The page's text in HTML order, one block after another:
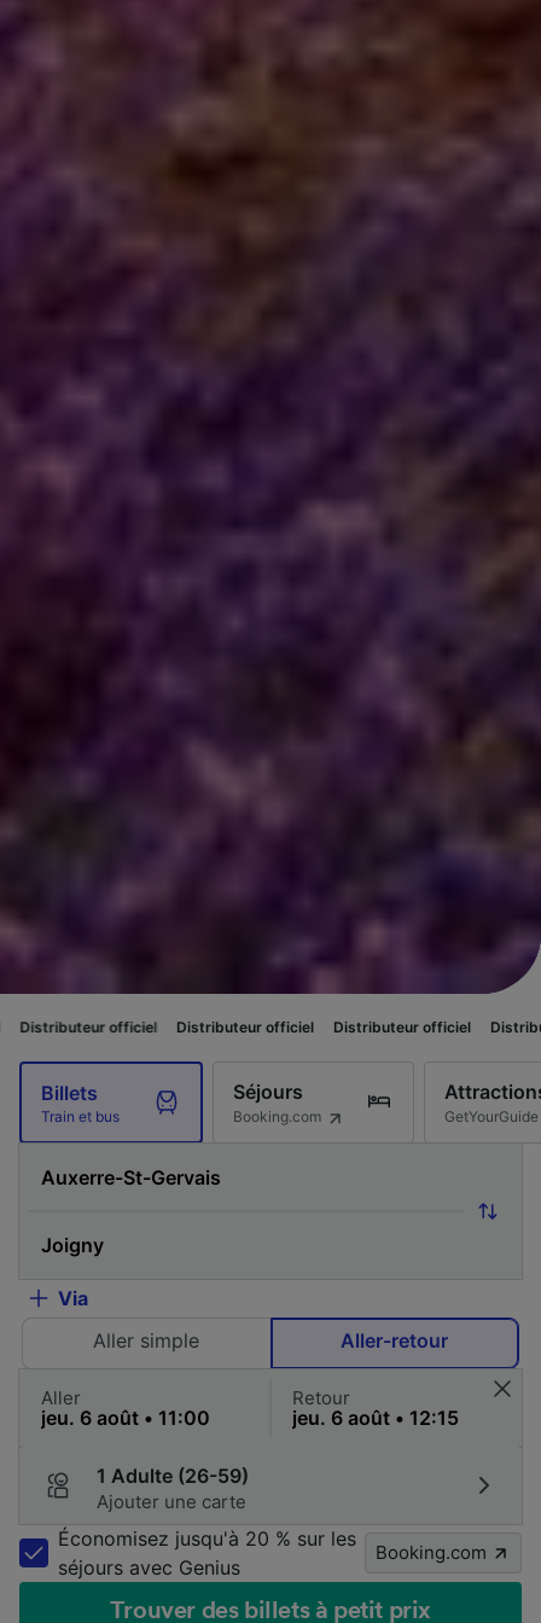
Distributeur officiel Distributeur officiel Distributeur officiel
Billets
Train et bus
Séjours
Booking.com GetYourGuide
Via
Aller simple
Aller-retour
Aller Retour
1 Adulte (26-59)
Ajouter une carte
Économisez jusqu'à 20 % sur les
séjours avec Genius
Booking.com
Trouver des billets à petit prix